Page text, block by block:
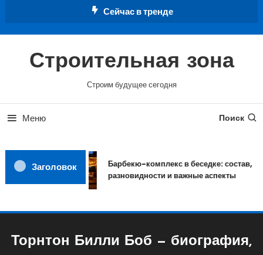
Сейчас в тренде
Строительная зона
Строим будущее сегодня
Меню Поиск
Заголовок
Барбекю-комплекс в беседке: состав,
разновидности и важные аспекты
Торнтон Билли Боб — биография,